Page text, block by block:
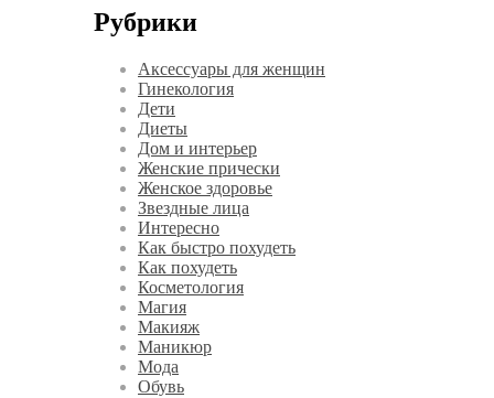
Рубрики
Аксессуары для женщин
Гинекология
Дети
Диеты
Дом и интерьер
Женские прически
Женское здоровье
Звездные лица
Интересно
Как быстро похудеть
Как похудеть
Косметология
Магия
Макияж
Маникюр
Мода
Обувь